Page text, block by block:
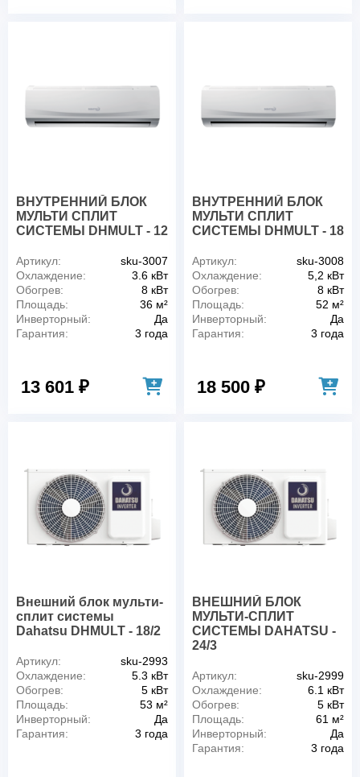
ВНУТРЕННИЙ БЛОК
МУЛЬТИ СПЛИТ
СИСТЕМЫ DHMULT - 12
Артикул:
sku-3007
Охлаждение:
3.6 кВт
Обогрев:
8 кВт
Площадь:
36 м²
Инверторный:
Да
Гарантия:
3 года
13 601 ₽
ВНУТРЕННИЙ БЛОК
МУЛЬТИ СПЛИТ
СИСТЕМЫ DHMULT - 18
Артикул:
sku-3008
Охлаждение:
5,2 кВт
Обогрев:
8 кВт
Площадь:
52 м²
Инверторный:
Да
Гарантия:
3 года
18 500 ₽
Внешний блок мульти-
сплит системы
Dahatsu DHMULT - 18/2
Артикул:
sku-2993
Охлаждение:
5.3 кВт
Обогрев:
5 кВт
Площадь:
53 м²
Инверторный:
Да
Гарантия:
3 года
ВНЕШНИЙ БЛОК
МУЛЬТИ-СПЛИТ
СИСТЕМЫ DAHATSU -
24/3
Артикул:
sku-2999
Охлаждение:
6.1 кВт
Обогрев:
5 кВт
Площадь:
61 м²
Инверторный:
Да
Гарантия:
3 года